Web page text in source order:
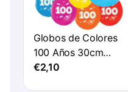
Globos de Colores
100 Años 30cm
8pcs
€2,10